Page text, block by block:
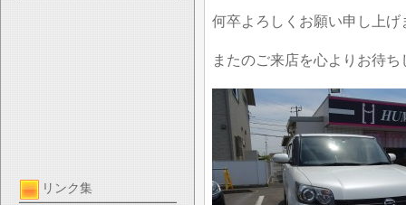
リンク集
何卒よろしくお願い申し上げ
またのご来店を心よりお待